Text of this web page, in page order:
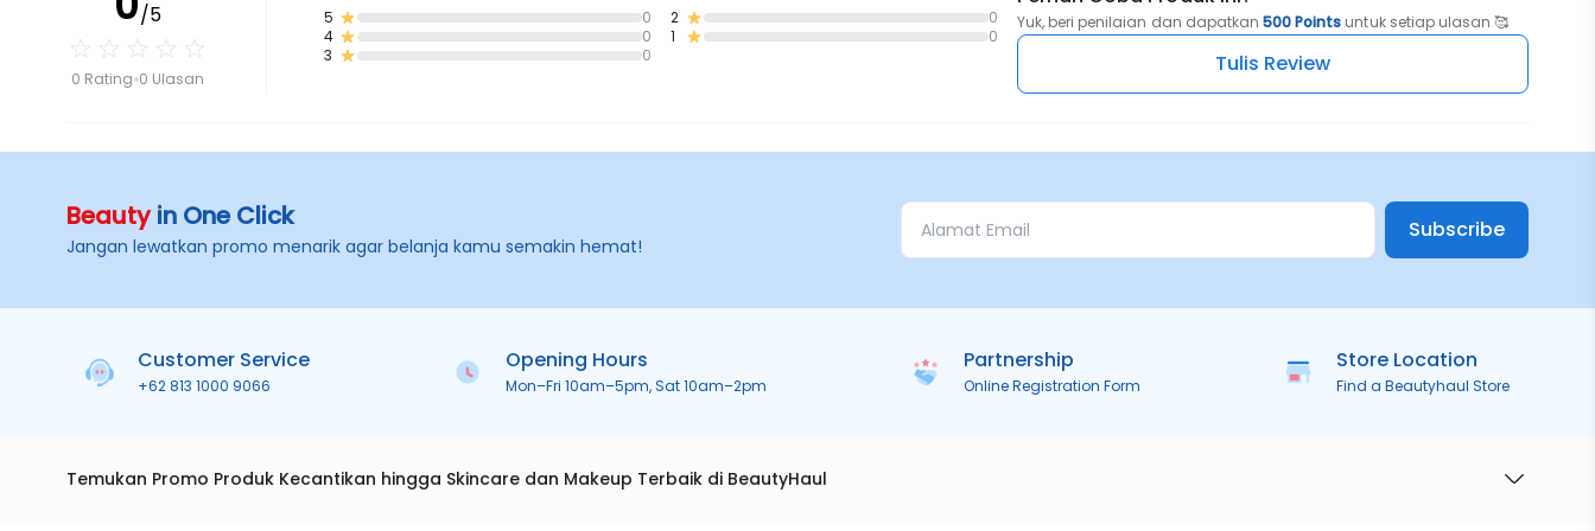
/5
0 Rating 0 Ulasan
5
0
4
0
3
0
2
0
1
0
Yuk, beri penilaian dan dapatkan 500 Points untuk setiap ulasan 🥰
Tulis Review
Beautyin One Click
Jangan lewatkan promo menarik agar belanja kamu semakin hemat!
Subscribe
Customer Service
+62 813 1000 9066
Opening Hours
Mon–Fri 10am–5pm, Sat 10am–2pm
Partnership
Online Registration Form
Store Location
Find a Beautyhaul Store
Temukan Promo Produk Kecantikan hingga Skincare dan Makeup Terbaik di BeautyHaul